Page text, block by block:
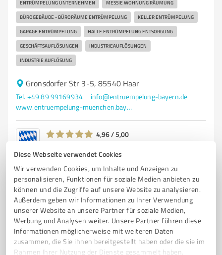
Diese Webseite verwendet Cookies
Wir verwenden Cookies, um Inhalte und Anzeigen zu
personalisieren, Funktionen für soziale Medien anbieten zu
können und die Zugriffe auf unsere Website zu analysieren.
Außerdem geben wir Informationen zu Ihrer Verwendung
unserer Website an unsere Partner für soziale Medien,
Werbung und Analysen weiter. Unsere Partner führen diese
Informationen möglicherweise mit weiteren Daten
zusammen, die Sie ihnen bereitgestellt haben oder die sie im
Rahmen Ihrer Nutzung der Dienste gesammelt haben.
ENTRÜMPELUNG UNTERNEHMEN MESSIE WOHNUNG RÄUMUNG
BÜROGEBÄUDE - BÜRORÄUME ENTRÜMPELUNG KELLER ENTRÜMPELUNG
GARAGE ENTRÜMPELUNG HALLE ENTRÜMPELUNG ENTSORGUNG
GESCHÄFTSAUFLÖSUNGEN INDUSTRIEAUFLÖSUNGEN
INDUSTRIE AUFLÖSUNG
Gronsdorfer Str 3-5, 85540 Haar
Tel. +49 89 99169934
info@entruempelung-bayern.de
www.entruempelung-muenchen.bayern/
4,96 / 5,00